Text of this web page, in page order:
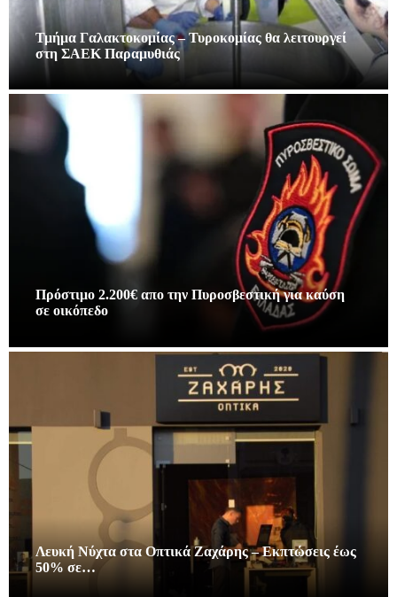
Τμήμα Γαλακτοκομίας – Τυροκομίας θα λειτουργεί
στη ΣΑΕΚ Παραμυθιάς
Πρόστιμο 2.200€ απο την Πυροσβεστική για καύση
σε οικόπεδο
Λευκή Νύχτα στα Οπτικά Ζαχάρης – Εκπτώσεις έως
50% σε…